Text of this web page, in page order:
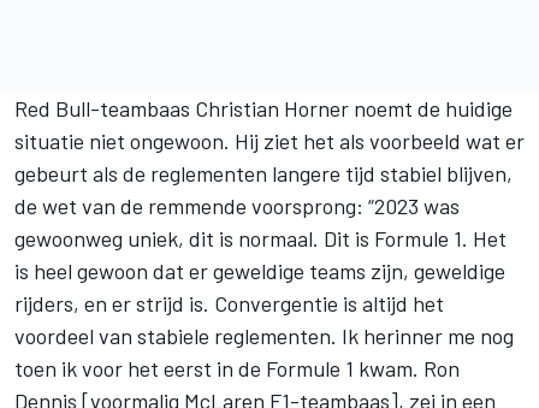
Red Bull-teambaas Christian Horner noemt de huidige
situatie niet ongewoon. Hij ziet het als voorbeeld wat er
gebeurt als de reglementen langere tijd stabiel blijven,
de wet van de remmende voorsprong: “2023 was
gewoonweg uniek, dit is normaal. Dit is Formule 1. Het
is heel gewoon dat er geweldige teams zijn, geweldige
rijders, en er strijd is. Convergentie is altijd het
voordeel van stabiele reglementen. Ik herinner me nog
toen ik voor het eerst in de Formule 1 kwam. Ron
Dennis [voormalig McLaren F1-teambaas], zei in een